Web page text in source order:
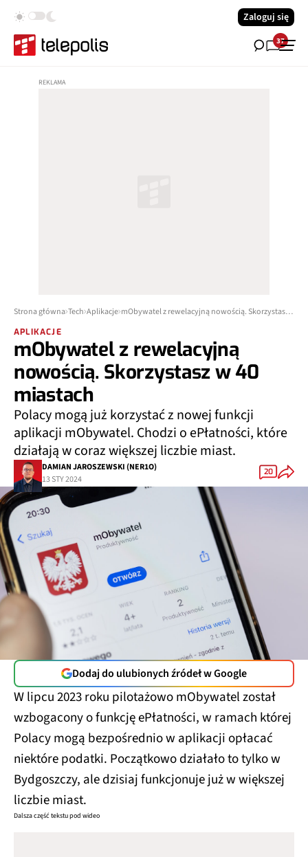
Zaloguj się
37
Strona główna Tech Aplikacje mObywatel z rewelacyjną nowością. Skorzystasz w 40 miastach
APLIKACJE
mObywatel z rewelacyjną
nowością. Skorzystasz w 40
miastach
Polacy mogą już korzystać z nowej funkcji
aplikacji mObywatel. Chodzi o ePłatności, które
działają w coraz większej liczbie miast.
DAMIAN JAROSZEWSKI (NER1O)
13 STY 2024
20
Dodaj do ulubionych źródeł w Google
W lipcu 2023 roku pilotażowo mObywatel został
wzbogacony o funkcję ePłatności, w ramach której
Polacy mogą bezpośrednio w aplikacji opłacać
niektóre podatki. Początkowo działało to tylko w
Bydgoszczy, ale dzisiaj funkcjonuje już w większej
liczbie miast.
Dalsza część tekstu pod wideo